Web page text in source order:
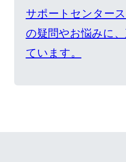
サポートセンター
の疑問やお悩みに
ています。